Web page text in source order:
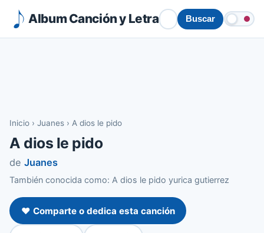
Album Canción y Letra Buscar
Inicio › Juanes › A dios le pido
A dios le pido
de Juanes
También conocida como: A dios le pido yurica gutierrez
❤️ Comparte o dedica esta canción